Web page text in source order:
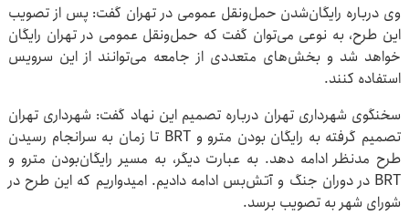
وی درباره رایگان‌شدن حمل‌ونقل عمومی در تهران گفت: پس از تصویب
این طرح، به نوعی می‌توان گفت که حمل‌ونقل عمومی در تهران رایگان
خواهد شد و بخش‌های متعددی از جامعه می‌توانند از این سرویس
استفاده کنند.
سخنگوی شهرداری تهران درباره تصمیم این نهاد گفت: شهرداری تهران
تصمیم گرفته به رایگان بودن مترو و BRT تا زمان به سرانجام رسیدن
طرح مدنظر ادامه دهد. به عبارت دیگر، به مسیر رایگان‌بودن مترو و
BRT در دوران جنگ و آتش‌بس ادامه دادیم. امیدواریم که این طرح در
شورای شهر به تصویب برسد.